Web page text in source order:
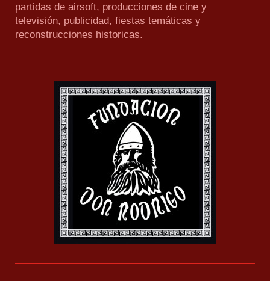
partidas de airsoft, producciones de cine y
televisión, publicidad, fiestas temáticas y
reconstrucciones historicas.